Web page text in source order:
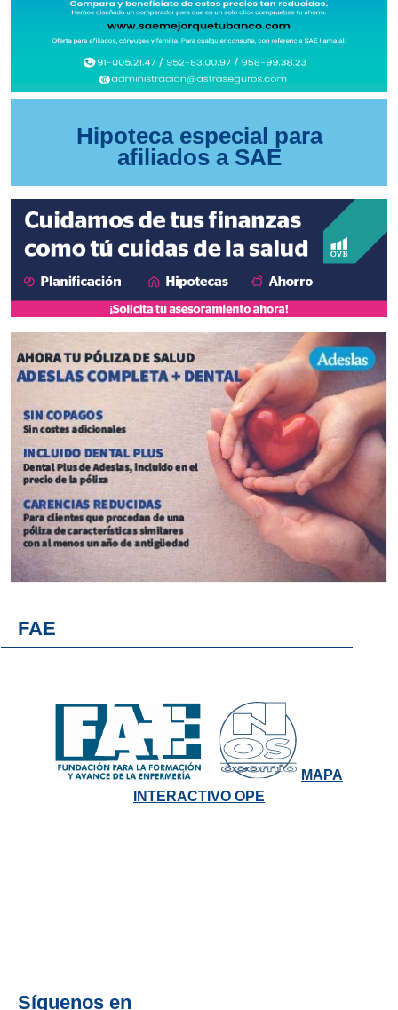
Hipoteca especial para
afiliados a SAE
FAE
MAPA
INTERACTIVO OPE
Síguenos en